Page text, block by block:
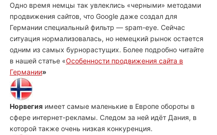
Одно время немцы так увлеклись «черными» методами
продвижения сайтов, что Google даже создал для
Германии специальный фильтр — spam-eye. Сейчас
ситуация нормализовалась, но немецкий рынок остается
одним из самых бурнорастущих. Более подробно читайте
в нашей статье «Особенности продвижения сайта в
Германии»
Норвегия имеет самые маленькие в Европе обороты в
сфере интернет-рекламы. Следом за ней идёт Дания, в
которой также очень низкая конкуренция.